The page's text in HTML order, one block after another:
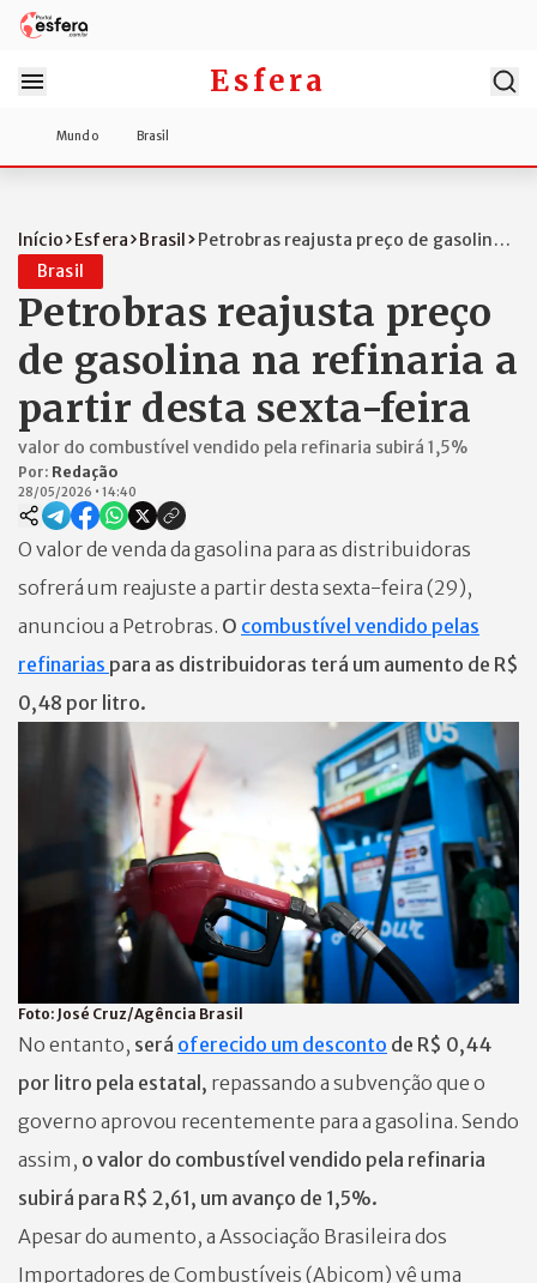
Esfera
Mundo Brasil
Início Esfera Brasil
Petrobras reajusta preço de gasolina
Brasil
Petrobras reajusta preço
de gasolina na refinaria a
partir desta sexta-feira
valor do combustível vendido pela refinaria subirá 1,5%
Por: Redação
28/05/2026 • 14:40
O valor de venda da gasolina para as distribuidoras
sofrerá um reajuste a partir desta sexta-feira (29),
anunciou a Petrobras. O combustível vendido pelas
refinarias para as distribuidoras terá um aumento de R$
0,48 por litro.
Foto: José Cruz/Agência Brasil
No entanto, será oferecido um desconto de R$ 0,44
por litro pela estatal, repassando a subvenção que o
governo aprovou recentemente para a gasolina. Sendo
assim, o valor do combustível vendido pela refinaria
subirá para R$ 2,61, um avanço de 1,5%.
Apesar do aumento, a Associação Brasileira dos
Importadores de Combustíveis (Abicom) vê uma